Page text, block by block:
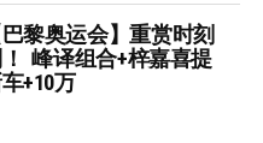
巴黎奥运会】重赏时刻
峰译组合+梓嘉喜提
+10万